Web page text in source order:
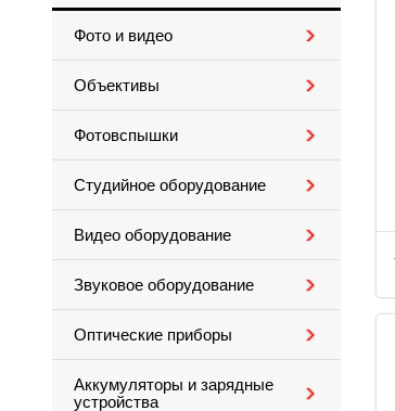
Фото и видео
Объективы
Фотовспышки
Студийное оборудование
Видео оборудование
Звуковое оборудование
Оптические приборы
Аккумуляторы и зарядные
устройства